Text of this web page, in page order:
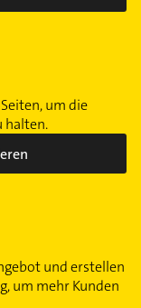
um die
halten.
und erstellen
um mehr Kunden